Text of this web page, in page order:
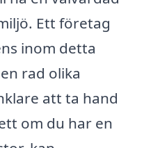
Ett företag
inom detta
rad olika
att ta hand
om du har en